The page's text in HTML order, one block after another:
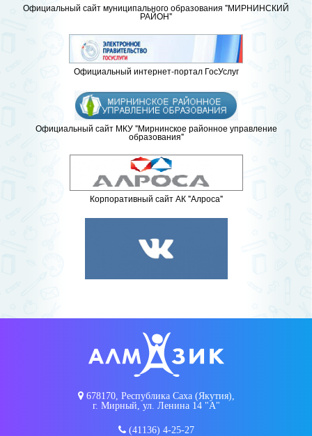
Официальный сайт муниципального образования "МИРНИНСКИЙ
РАЙОН"
Официальный интернет-портал ГосУслуг
Официальный сайт МКУ "Мирнинское районное управление
образования"
Корпоративный сайт АК "Алроса"
678170, Республика Саха (Якутия),
г. Мирный, ул. Ленина 14 "А"
(41136) 4-25-27